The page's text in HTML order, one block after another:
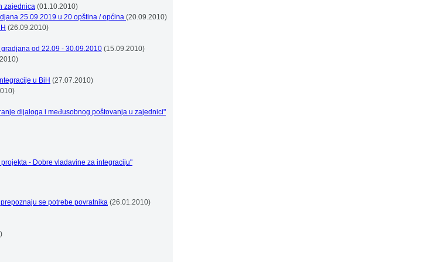
zajednica (01.10.2010)
25.09.2019 u 20 opština / općina (20.09.2010)
(26.09.2010)
od 22.09 - 30.09.2010 (15.09.2010)
u BiH (27.07.2010)
dijaloga i međusobnog poštovanja u zajednici"
- Dobre vladavine za integraciju"
se potrebe povratnika (26.01.2010)